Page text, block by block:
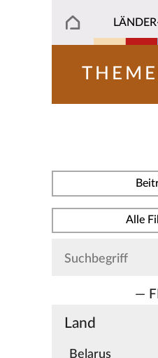
Alle
—
Land
Belarus